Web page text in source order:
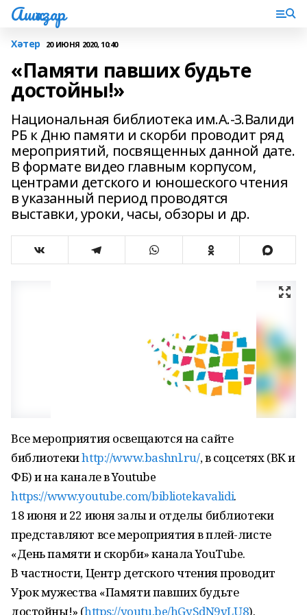
Ашҡаҙар
Хәтер 20 ИЮНЯ 2020, 10:40
«Памяти павших будьте
достойны!»
Национальная библиотека им.А.-З.Валиди
РБ к Дню памяти и скорби проводит ряд
мероприятий, посвященных данной дате.
В формате видео главным корпусом,
центрами детского и юношеского чтения
в указанный период проводятся
выставки, уроки, часы, обзоры и др.
Все мероприятия освещаются на сайте
библиотекиhttp://www.bashnl.ru/, в соцсетях (ВК и
ФБ) и на канале в Youtube
https://www.youtube.com/bibliotekavalidi.
18 июня и 22 июня залы и отделы библиотеки
представляют все мероприятия в плей-листе
«День памяти и скорби» канала YouTube.
В частности, Центр детского чтения проводит
Урок мужества «Памяти павших будьте
достойны!» (https://youtu.be/hGySdN9vLU8).